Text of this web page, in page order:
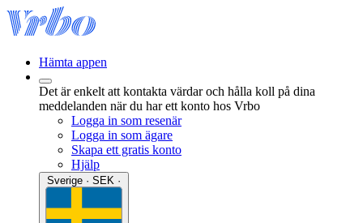
Hämta appen
Det är enkelt att kontakta värdar och hålla koll på dina
meddelanden när du har ett konto hos Vrbo
Logga in som resenär
Logga in som ägare
Skapa ett gratis konto
Hjälp